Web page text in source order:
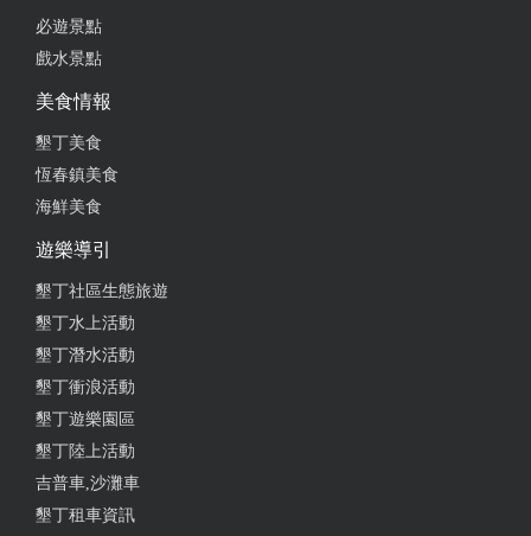
嗨 很不錯
每間房間都不一樣，很漂亮。老闆很親切，又好客。
來墾丁恆春旅遊的朋友，大力推薦此民宿喔！
太讚了
必遊景點
戲水景點
美食情報
墾丁美食
恆春鎮美食
海鮮美食
遊樂導引
墾丁社區生態旅遊
墾丁水上活動
墾丁潛水活動
墾丁衝浪活動
墾丁遊樂園區
墾丁陸上活動
吉普車,沙灘車
墾丁租車資訊